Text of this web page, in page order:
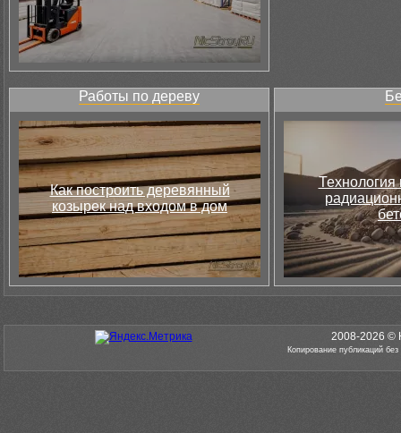
Работы по дереву
Как построить деревянный
козырек над входом в дом
Технология
2008-2026 ©
Копирование публикаций